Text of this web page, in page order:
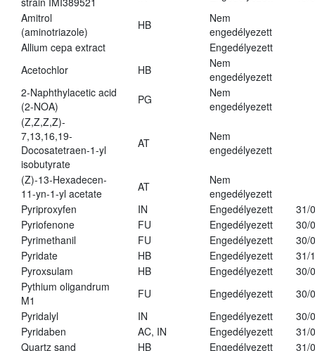
Amitrol
(aminotriazole)
HB
Nem
engedélyezett
Allium cepa extract
Engedélyezett
Acetochlor
HB
Nem
engedélyezett
2-Naphthylacetic acid
(2-NOA)
PG
Nem
engedélyezett
(Z,Z,Z,Z)-
7,13,16,19-
Docosatetraen-1-yl
isobutyrate
AT
Nem
engedélyezett
(Z)-13-Hexadecen-
11-yn-1-yl acetate
AT
Nem
engedélyezett
Pyriproxyfen
IN Engedélyezett
31/
Pyriofenone
FU Engedélyezett
30/
Pyrimethanil
FU Engedélyezett
30/
Pyridate
HB Engedélyezett
31/
Pyroxsulam
HB Engedélyezett
30/
Pythium oligandrum
M1
FU Engedélyezett
30/
Pyridalyl
IN Engedélyezett
30/
Pyridaben
AC, IN Engedélyezett
31/
Quartz sand
HB Engedélyezett
31/